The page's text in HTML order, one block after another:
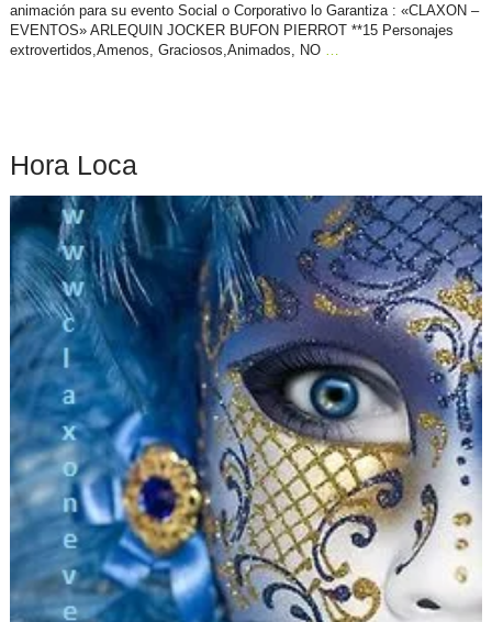
animación para su evento Social o Corporativo lo Garantiza : «CLAXON –
EVENTOS» ARLEQUIN JOCKER BUFON PIERROT **15 Personajes
extrovertidos,Amenos, Graciosos,Animados, NO
Hora Loca